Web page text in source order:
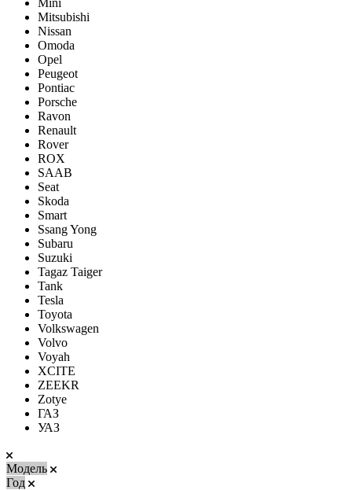
Mini
Mitsubishi
Nissan
Omoda
Opel
Peugeot
Pontiac
Porsсhe
Ravon
Renault
Rover
ROX
SAAB
Seat
Skoda
Smart
Ssang Yong
Subaru
Suzuki
Tagaz Taiger
Tank
Tesla
Toyota
Volkswagen
Volvo
Voyah
XCITE
ZEEKR
Zotye
ГАЗ
УАЗ
Модель
Год